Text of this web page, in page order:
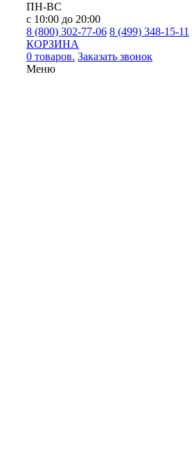
ПН-ВС
с 10:00 до 20:00
8 (800) 302-77-06 8 (499) 348-15-11
КОРЗИНА
0 товаров. Заказать звонок
Меню